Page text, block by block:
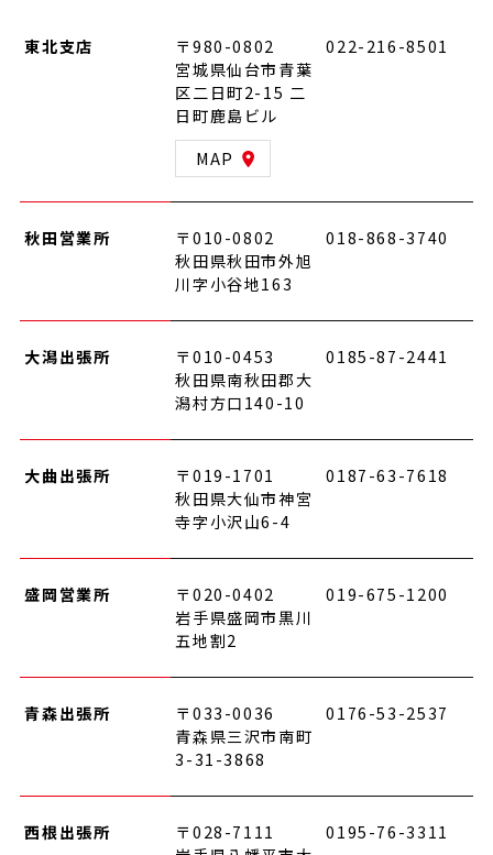
東北支店
〒980-0802
宮城県仙台市青葉
区二日町2-15 二
日町鹿島ビル
MAP
022-216-8501
秋田営業所
〒010-0802
秋田県秋田市外旭
川字小谷地163
018-868-3740
大潟出張所
〒010-0453
秋田県南秋田郡大
潟村方口140-10
0185-87-2441
大曲出張所
〒019-1701
秋田県大仙市神宮
寺字小沢山6-4
0187-63-7618
盛岡営業所
〒020-0402
岩手県盛岡市黒川
五地割2
019-675-1200
青森出張所
〒033-0036
青森県三沢市南町
3-31-3868
0176-53-2537
西根出張所
〒028-7111
0195-76-3311